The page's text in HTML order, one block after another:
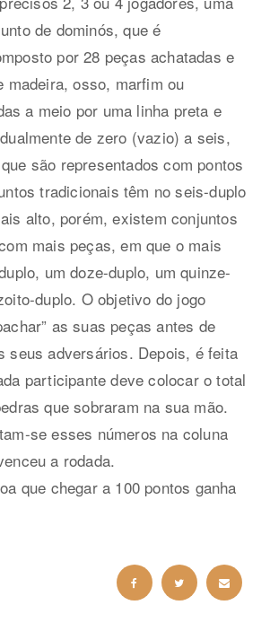
de dominós, que é
por 28 peças achatadas e
madeira, osso, marfim ou
a meio por uma linha preta e
de zero (vazio) a seis,
são representados com pontos
tradicionais têm no seis-duplo
alto, porém, existem conjuntos
mais peças, em que o mais
um doze-duplo, um quinze-
duplo. O objetivo do jogo
as suas peças antes de
seus adversários. Depois, é feita
participante deve colocar o total
que sobraram na sua mão.
se esses números na coluna
a rodada.
que chegar a 100 pontos ganha